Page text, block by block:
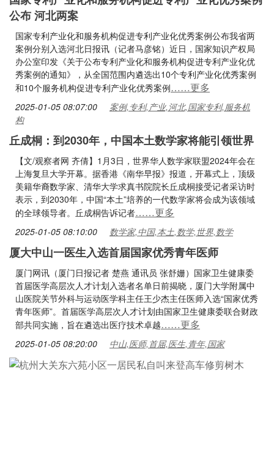
公布 河北两案
国家专利产业化和服务机构促进专利产业化优秀案例公布我省两
案例分别入选河北日报讯（记者马彦铭）近日，国家知识产权局
办公室印发《关于公布专利产业化和服务机构促进专利产业化优
秀案例的通知》，从全国范围内遴选出10个专利产业化优秀案例
和10个服务机构促进专利产业化优秀案例……更多
2025-01-05 08:07:00
案例,专利,产业,河北,国家专利,服务机
构
丘成桐：到2030年，中国本土数学家将能引领世界
【文/观察者网 齐倩】1月3日，世界华人数学家联盟2024年会在
上海复旦大学开幕。据香港《南华早报》报道，开幕式上，顶级
美籍华裔数学家、清华大学求真书院院长丘成桐接受记者采访时
表示，到2030年，中国“本土”培养的一代数学家将会成为该领域
的全球领导者。丘成桐告诉记者……更多
2025-01-05 08:10:00 数学家,中国,本土,数学,世界,数学
厦大中山一医生入选首届国家优秀青年医师
厦门网讯（厦门日报记者 楚燕 通讯员 张舒姗）国家卫生健康委
首届医学高层次人才计划入选者名单日前揭晓，厦门大学附属中
山医院关节外科与运动医学科主任王少杰主任医师入选“国家优秀
青年医师”。首届医学高层次人才计划由国家卫生健康委联合财政
部共同实施，旨在遴选出医疗技术卓越……更多
2025-01-05 08:20:00 中山,医师,首届,医生,青年,国家